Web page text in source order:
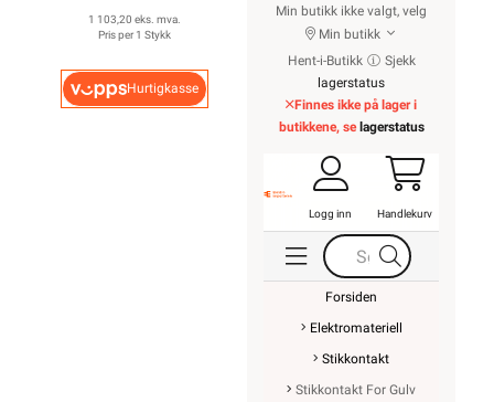
1 103,20 eks. mva.
Pris per 1 Stykk
Hurtigkasse
Min butikk ikke valgt, velg
Min butikk
Hent-i-Butikk
Sjekk
lagerstatus
Finnes ikke på lager i
butikkene, se lagerstatus
Logg inn Handlekurv
Forsiden
Elektromateriell
Stikkontakt
Stikkontakt For Gulv